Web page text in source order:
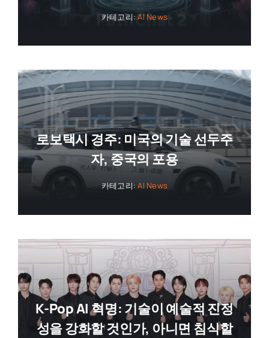
카테고리:AI News
로보택시 경주: 미국의 기술 선두주
자, 중국의 포용
카테고리:AI News
K-Pop AI 혁명: 기술이 예술적 진정
성을 강화할 것인가, 아니면 침식할